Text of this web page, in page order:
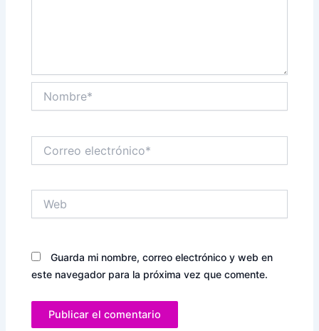
electrónico*
Guarda mi nombre, correo electrónico y web en
este navegador para la próxima vez que comente.